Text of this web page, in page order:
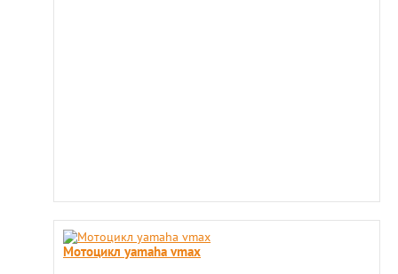
Мотоцикл yamaha vmax